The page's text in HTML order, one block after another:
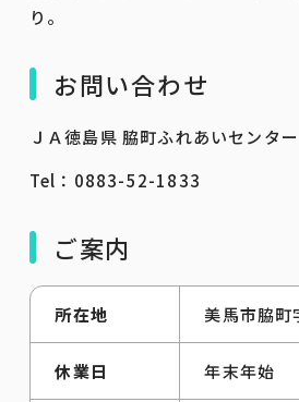
り。
お問い合わせ
ＪＡ徳島県 脇町ふれあいセンター
Tel：0883-52-1833
ご案内
所在地 美馬市脇町
休業日 年末年始